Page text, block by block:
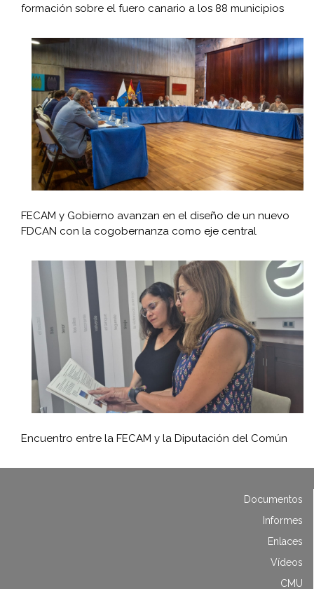
formación sobre el fuero canario a los 88 municipios
FECAM y Gobierno avanzan en el diseño de un nuevo
FDCAN con la cogobernanza como eje central
Encuentro entre la FECAM y la Diputación del Común
Documentos
Informes
Enlaces
Vídeos
CMU